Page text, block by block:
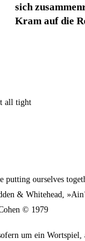
sich
Kram auf die
all tight
put­ting our­sel­ves
& Whit­ehead,
© 1979
um ein